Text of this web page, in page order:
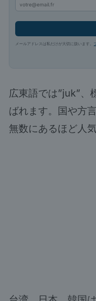
メールアドレスは私だけが大切に扱います。
広東語では”juk”、
ばれます。国や方
無数にあるほど人